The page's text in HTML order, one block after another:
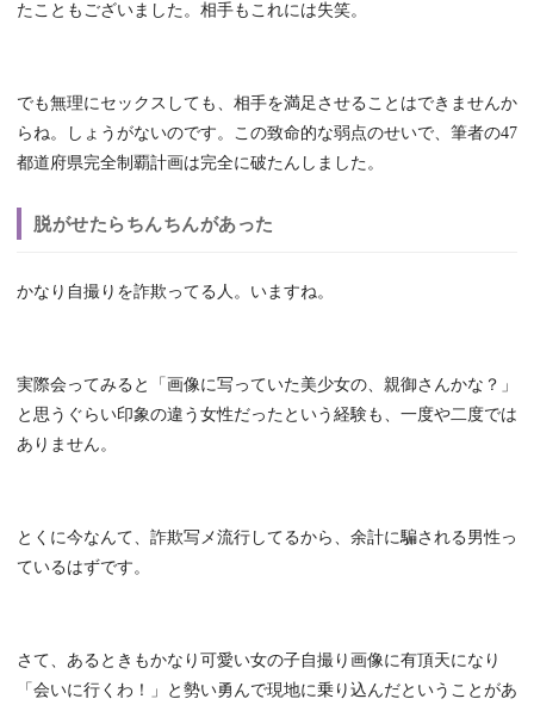
たこともございました。相手もこれには失笑。
でも無理にセックスしても、相手を満足させることはできませんか
らね。しょうがないのです。この致命的な弱点のせいで、筆者の47
都道府県完全制覇計画は完全に破たんしました。
脱がせたらちんちんがあった
かなり自撮りを詐欺ってる人。いますね。
実際会ってみると「画像に写っていた美少女の、親御さんかな？」
と思うぐらい印象の違う女性だったという経験も、一度や二度では
ありません。
とくに今なんて、詐欺写メ流行してるから、余計に騙される男性っ
ているはずです。
さて、あるときもかなり可愛い女の子自撮り画像に有頂天になり
「会いに行くわ！」と勢い勇んで現地に乗り込んだということがあ